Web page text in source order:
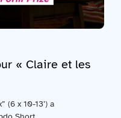
« Claire et les
(6 x 10-13’) a